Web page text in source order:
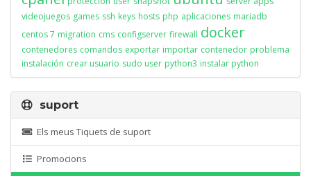
videojuegos games ssh keys hosts php aplicaciones mariadb
centos 7 migration cms configserver firewall docker
contenedores comandos exportar importar contenedor problema
instalación crear usuario sudo user python3 instalar python
suport
Els meus Tiquets de suport
Promocions